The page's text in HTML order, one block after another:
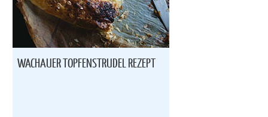
WACHAUER TOPFENSTRUDEL REZEPT